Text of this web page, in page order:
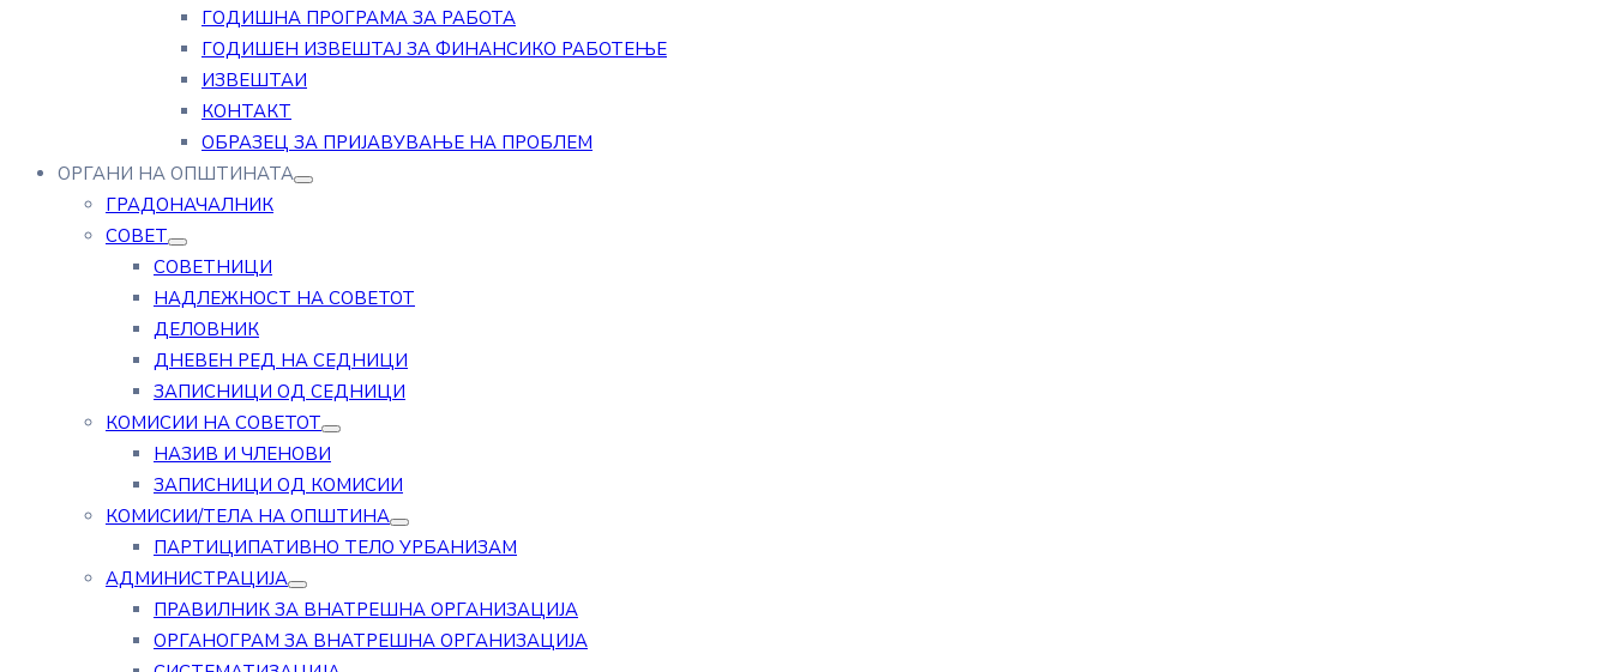
ГОДИШНА ПРОГРАМА ЗА РАБОТА
ГОДИШЕН ИЗВЕШТАЈ ЗА ФИНАНСИКО РАБОТЕЊЕ
ИЗВЕШТАИ
КОНТАКТ
ОБРАЗЕЦ ЗА ПРИЈАВУВАЊЕ НА ПРОБЛЕМ
ОРГАНИ НА ОПШТИНАТА
ГРАДОНАЧАЛНИК
СОВЕТ
СОВЕТНИЦИ
НАДЛЕЖНОСТ НА СОВЕТОТ
ДЕЛОВНИК
ДНЕВЕН РЕД НА СЕДНИЦИ
ЗАПИСНИЦИ ОД СЕДНИЦИ
КОМИСИИ НА СОВЕТОТ
НАЗИВ И ЧЛЕНОВИ
ЗАПИСНИЦИ ОД КОМИСИИ
КОМИСИИ/ТЕЛА НА ОПШТИНА
ПАРТИЦИПАТИВНО ТЕЛО УРБАНИЗАМ
АДМИНИСТРАЦИЈА
ПРАВИЛНИК ЗА ВНАТРЕШНА ОРГАНИЗАЦИЈА
ОРГАНОГРАМ ЗА ВНАТРЕШНА ОРГАНИЗАЦИЈА